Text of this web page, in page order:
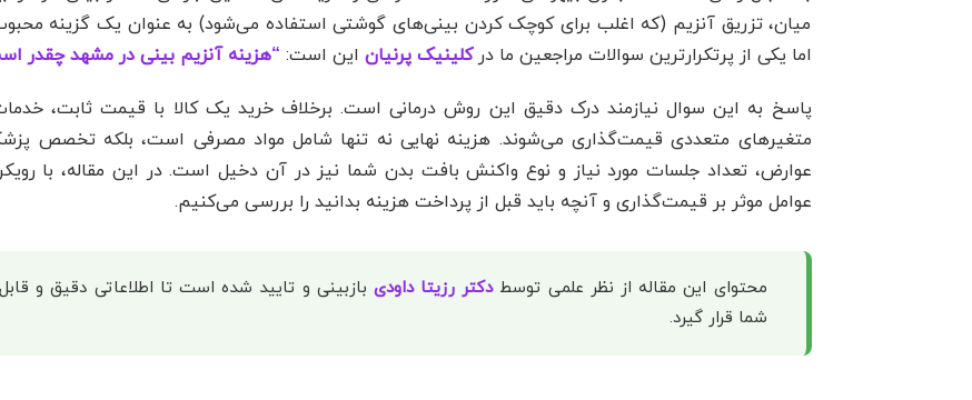
میان، تزریق آنزیم (که اغلب برای کوچک کردن بینی‌های گوشتی استفاده می‌شود) به عنوان یک گزینه
اما یکی از پرتکرارترین سوالات مراجعین ما درکلینیک پرنیان این است: “هزینه آنزیم بینی در مشهد چقدر
پاسخ به این سوال نیازمند درک دقیق این روش درمانی است. برخلاف خرید یک کالا با قیمت ثابت،
متغیرهای متعددی قیمت‌گذاری می‌شوند. هزینه نهایی نه تنها شامل مواد مصرفی است، بلکه تخصص
عوارض، تعداد جلسات مورد نیاز و نوع واکنش بافت بدن شما نیز در آن دخیل است. در این مقاله، با
عوامل موثر بر قیمت‌گذاری و آنچه باید قبل از پرداخت هزینه بدانید را بررسی می‌کنیم.
محتوای این مقاله از نظر علمی توسطدکتر رزیتا داودی بازبینی و تایید شده است تا اطلاعاتی دقیق و قابل
شما قرار گیرد.